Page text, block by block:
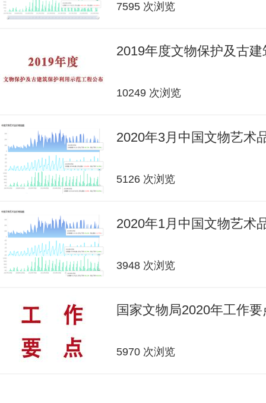
7595 次浏览
2019年度文物保护及古
10249 次浏览
2020年3月中国文物艺术
5126 次浏览
2020年1月中国文物艺术
3948 次浏览
国家文物局2020年工作要
5970 次浏览